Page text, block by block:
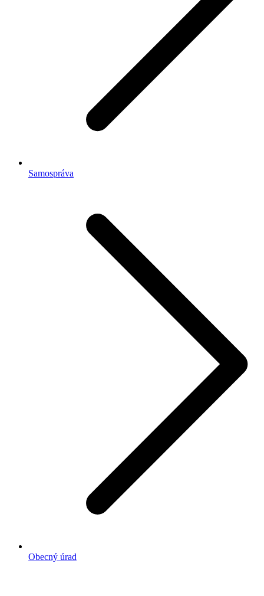
Samospráva
Obecný úrad